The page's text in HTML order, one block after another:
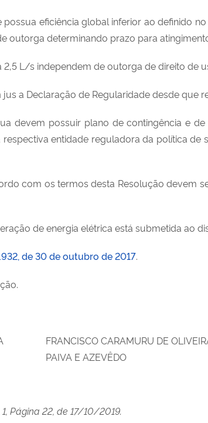
eficiência global inferior ao definido
outorga determinando prazo para
2,5 L/s independem de outorga de direito de
a Declaração de Regularidade desde que
devem possuir plano de contingência e
entidade reguladora da política de
com os termos desta Resolução devem
de energia elétrica está submetida ao
de 30 de outubro de 2017.
FRANCISCO CARAMURU DE
PAIVA E AZEVÊDO
Página 22, de 17/10/2019.